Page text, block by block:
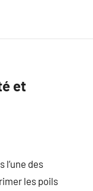
et
l’une des
les poils